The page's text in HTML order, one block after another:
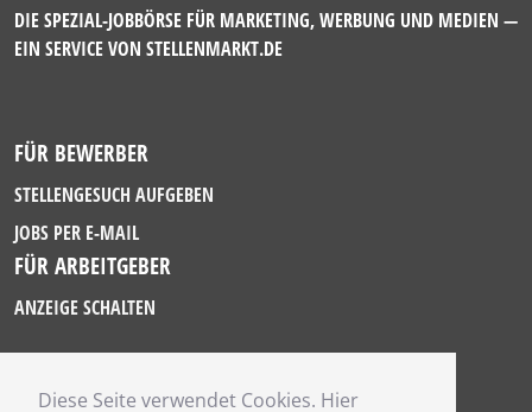
Diese Seite verwendet Cookies. Hier
DIE SPEZIAL-JOBBÖRSE FÜR MARKETING, WERBUNG UND MEDIEN —
EIN SERVICE VON STELLENMARKT.DE
FÜR BEWERBER
STELLENGESUCH AUFGEBEN
JOBS PER E-MAIL
FÜR ARBEITGEBER
ANZEIGE SCHALTEN
IMPRESSUM